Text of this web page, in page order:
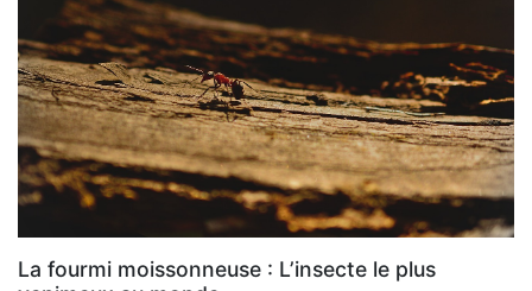
La fourmi moissonneuse : L’insecte le plus